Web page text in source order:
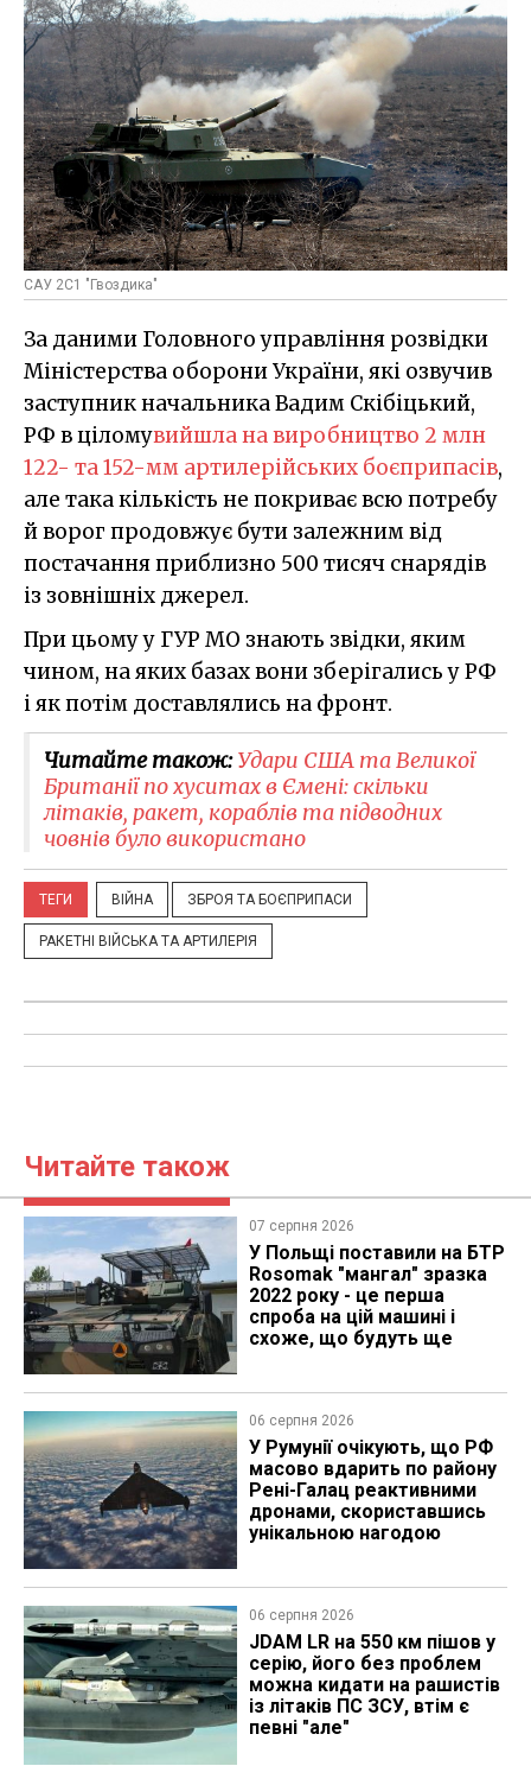
САУ 2С1 "Гвоздика"
За даними Головного управління розвідки
Міністерства оборони України, які озвучив
заступник начальника Вадим Скібіцький,
РФ в ціломувийшла на виробництво 2 млн
122- та 152-мм артилерійських боєприпасів,
але така кількість не покриває всю потребу
й ворог продовжує бути залежним від
постачання приблизно 500 тисяч снарядів
із зовнішніх джерел.
При цьому у ГУР МО знають звідки, яким
чином, на яких базах вони зберігались у РФ
і як потім доставлялись на фронт.
Читайте також:Удари США та Великої
Британії по хуситах в Ємені: скільки
літаків, ракет, кораблів та підводних
човнів було використано
ТЕГИ ВІЙНА ЗБРОЯ ТА БОЄПРИПАСИ
РАКЕТНІ ВІЙСЬКА ТА АРТИЛЕРІЯ
Читайте також
07 серпня 2026
У Польщі поставили на БТР
Rosomak "мангал" зразка
2022 року - це перша
спроба на цій машині і
схоже, що будуть ще
06 серпня 2026
У Румунії очікують, що РФ
масово вдарить по району
Рені-Галац реактивними
дронами, скориставшись
унікальною нагодою
06 серпня 2026
JDAM LR на 550 км пішов у
серію, його без проблем
можна кидати на рашистів
із літаків ПС ЗСУ, втім є
певні "але"